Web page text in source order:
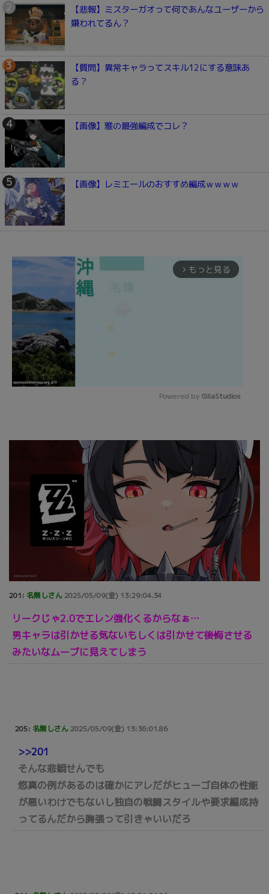
【悲報】ミスターガオって何であんなユーザーから
嫌われてるん？
【質問】異常キャラってスキル12にする意味あ
る？
【画像】雅の最強編成でコレ？
【画像】レミエールのおすすめ編成ｗｗｗｗ
arrow_forward_ios もっと見る
Powered by GliaStudios
201: 名無しさん2025/05/09(金) 13:29:04.34
リークじゃ2.0でエレン強化くるからなぁ…
男キャラは引かせる気ないもしくは引かせて後悔させる
みたいなムーブに見えてしまう
205: 名無しさん2025/05/09(金) 13:36:01.86
>>201
そんな悲観せんでも
悠真の例があるのは確かにアレだがヒューゴ自体の性能
が悪いわけでもないし独自の戦闘スタイルや要求編成持
ってるんだから胸張って引きゃいいだろ